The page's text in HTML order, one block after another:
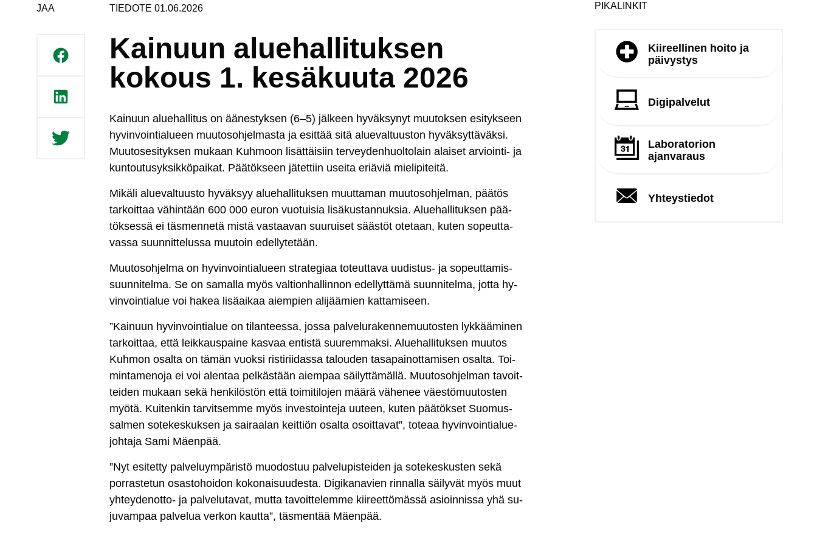
JAA TIEDOTE 01.06.2026
Kainuun aluehallituksen
kokous 1. kesäkuuta 2026
Kai­nuun alue­hal­li­tus on ää­nes­tyk­sen (6–5) jäl­keen hy­väk­sy­nyt muu­tok­sen esi­tyk­seen
hy­vin­voin­tia­lueen muu­to­soh­jel­mas­ta ja esit­tää si­tä alue­val­tuus­ton hy­väk­syt­tä­väk­si.
Muu­to­se­si­tyk­sen mu­kaan Kuh­moon li­sät­täi­siin ter­vey­den­huol­to­lain alai­set ar­vioin­ti- ja
kun­tou­tu­syk­sik­kö­pai­kat. Pää­tök­seen jä­tet­tiin usei­ta eriä­viä mie­li­pi­tei­tä.
Mi­kä­li alue­val­tuus­to hy­väk­syy alue­hal­li­tuk­sen muut­ta­man muu­to­soh­jel­man, pää­tös
tar­koit­taa vä­hin­tään 600 000 eu­ron vuo­tui­sia li­sä­kus­tan­nuk­sia. Alue­hal­li­tuk­sen pää­
tök­ses­sä ei täs­men­ne­tä mis­tä vas­taa­van suu­rui­set sääs­töt ote­taan, ku­ten so­peut­ta­
vas­sa suun­nit­te­lus­sa muu­toin edel­ly­te­tään.
Muu­to­soh­jel­ma on hy­vin­voin­tia­lueen st­ra­te­giaa to­teut­ta­va uu­dis­tus- ja so­peut­ta­mis­
suun­ni­tel­ma. Se on sa­mal­la myös val­tion­hal­lin­non edel­lyt­tä­mä suun­ni­tel­ma, jot­ta hy­
vin­voin­tia­lue voi ha­kea li­säai­kaa aiem­pien ali­jää­mien kat­ta­mi­seen.
”Kai­nuun hy­vin­voin­tia­lue on ti­lan­tees­sa, jos­sa pal­ve­lu­ra­ken­ne­muu­tos­ten lyk­kää­mi­nen
tar­koit­taa, et­tä leik­kaus­pai­ne kas­vaa en­tis­tä suu­rem­mak­si. Alue­hal­li­tuk­sen muu­tos
Kuh­mon osal­ta on tä­män vuok­si ris­ti­rii­das­sa ta­lou­den ta­sa­pai­not­ta­mi­sen osal­ta. Toi­
min­ta­me­no­ja ei voi alen­taa pel­käs­tään aiem­paa säi­lyt­tä­mäl­lä. Muu­to­soh­jel­man ta­voit­
tei­den mu­kaan se­kä hen­ki­lös­tön et­tä toi­mi­ti­lo­jen mää­rä vä­he­nee väes­tö­muu­tos­ten
myö­tä. Kui­ten­kin tar­vit­sem­me myös in­ves­toin­te­ja uu­teen, ku­ten pää­tök­set Suo­mus­
sal­men so­te­kes­kuk­sen ja sai­raa­lan keit­tiön osal­ta osoit­ta­vat”, to­teaa hy­vin­voin­tia­lue­
joh­ta­ja Sa­mi Mäen­pää.
”Nyt esi­tet­ty pal­ve­luym­pä­ris­tö muo­dos­tuu pal­ve­lu­pis­tei­den ja so­te­kes­kus­ten se­kä
por­ras­te­tun osas­to­hoi­don ko­ko­nai­suu­des­ta. Di­gi­ka­na­vien rin­nal­la säi­ly­vät myös muut
yh­tey­de­not­to- ja pal­ve­lu­ta­vat, mut­ta ta­voit­te­lem­me kii­reet­tö­mäs­sä asioin­nis­sa yhä su­
ju­vam­paa pal­ve­lua ver­kon kaut­ta”, täs­men­tää Mäen­pää.
PIKALINKIT
Kiireellinen hoito ja
päivystys
Digipalvelut
Laboratorion
ajanvaraus
Yhteystiedot